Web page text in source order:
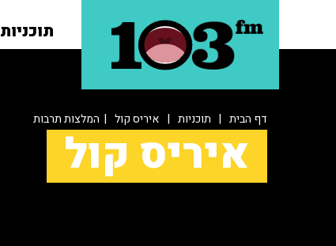
תוכניות
דף הבית | תוכניות | איריס קול | המלצות תרבות
איריס קול